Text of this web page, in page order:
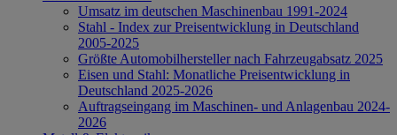
Umsatz im deutschen Maschinenbau 1991-2024
Stahl - Index zur Preisentwicklung in Deutschland
2005-2025
Größte Automobilhersteller nach Fahrzeugabsatz 2025
Eisen und Stahl: Monatliche Preisentwicklung in
Deutschland 2025-2026
Auftragseingang im Maschinen- und Anlagenbau 2024-
2026